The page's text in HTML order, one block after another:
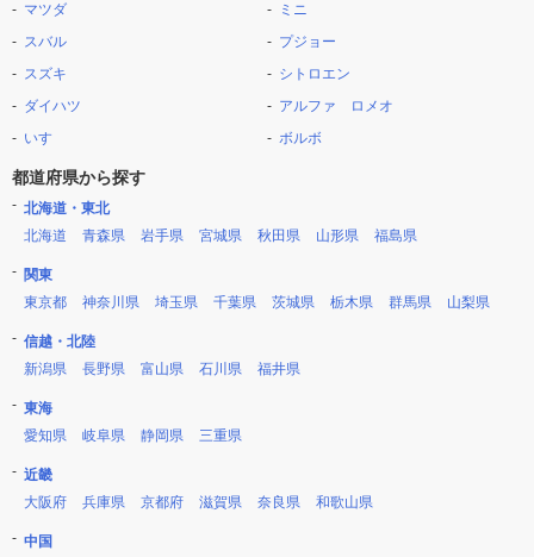
マツダ
スバル
スズキ
ダイハツ
いすゞ
ミニ
プジョー
シトロエン
アルファ ロメオ
ボルボ
都道府県から探す
北海道・東北
北海道
青森県 岩手県 宮城県 秋田県 山形県 福島県
関東
東京都
神奈川県 埼玉県 千葉県 茨城県 栃木県 群馬県 山梨県
信越・北陸
新潟県
長野県 富山県 石川県 福井県
東海
愛知県
岐阜県 静岡県 三重県
近畿
大阪府
兵庫県 京都府 滋賀県 奈良県 和歌山県
中国